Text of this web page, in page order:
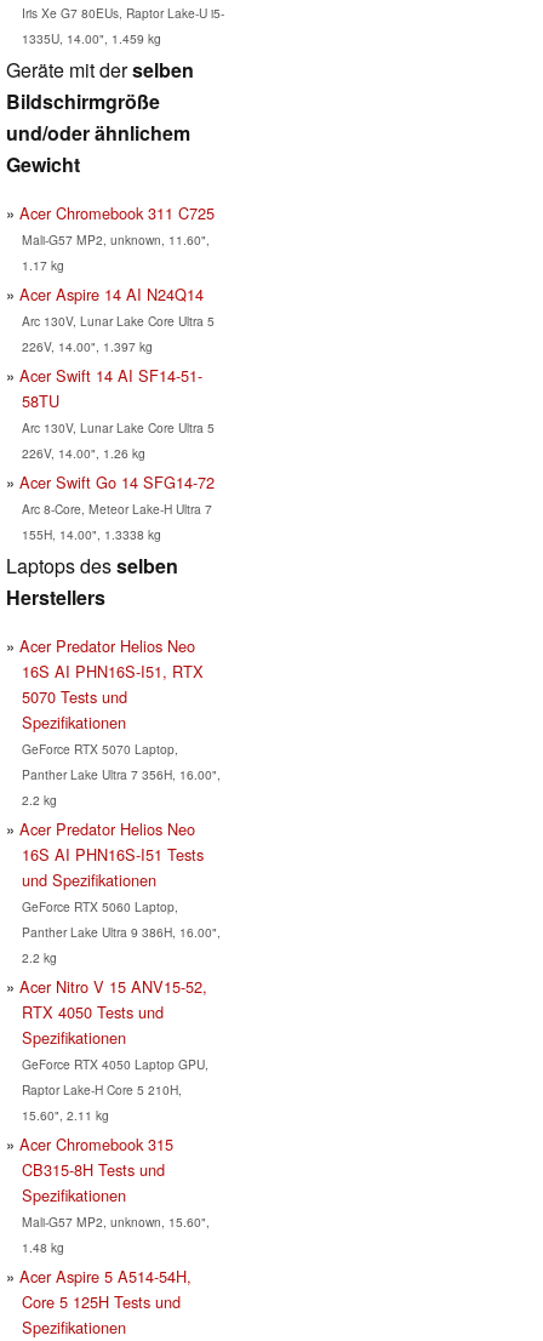
Iris Xe G7 80EUs, Raptor Lake-U i5-
1335U, 14.00", 1.459 kg
Geräte mit derselben
Bildschirmgröße
und/oder ähnlichem
Gewicht
Acer Chromebook 311 C725
Mali-G57 MP2, unknown, 11.60",
1.17 kg
Acer Aspire 14 AI N24Q14
Arc 130V, Lunar Lake Core Ultra 5
226V, 14.00", 1.397 kg
Acer Swift 14 AI SF14-51-
58TU
Arc 130V, Lunar Lake Core Ultra 5
226V, 14.00", 1.26 kg
Acer Swift Go 14 SFG14-72
Arc 8-Core, Meteor Lake-H Ultra 7
155H, 14.00", 1.3338 kg
Laptops desselben
Herstellers
Acer Predator Helios Neo
16S AI PHN16S-I51, RTX
5070 Tests und
Spezifikationen
GeForce RTX 5070 Laptop,
Panther Lake Ultra 7 356H, 16.00",
2.2 kg
Acer Predator Helios Neo
16S AI PHN16S-I51 Tests
und Spezifikationen
GeForce RTX 5060 Laptop,
Panther Lake Ultra 9 386H, 16.00",
2.2 kg
Acer Nitro V 15 ANV15-52,
RTX 4050 Tests und
Spezifikationen
GeForce RTX 4050 Laptop GPU,
Raptor Lake-H Core 5 210H,
15.60", 2.11 kg
Acer Chromebook 315
CB315-8H Tests und
Spezifikationen
Mali-G57 MP2, unknown, 15.60",
1.48 kg
Acer Aspire 5 A514-54H,
Core 5 125H Tests und
Spezifikationen